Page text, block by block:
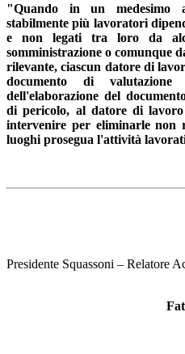
"Quando in un medesimo
stabilmente più lavoratori
e non legati tra loro da
somministrazione o comunque
rilevante, ciascun datore di
documento di
dell'elaborazione del
di pericolo, al datore di
intervenire per eliminarle non
luoghi prosegua l'attività
Presidente Squassoni – Relatore